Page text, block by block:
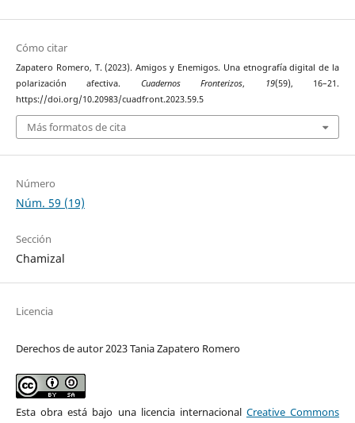
Cómo citar
Zapatero Romero, T. (2023). Amigos y Enemigos. Una etnografía digital de la
polarización afectiva. Cuadernos Fronterizos, 19(59), 16–21.
https://doi.org/10.20983/cuadfront.2023.59.5
Más formatos de cita
Número
Núm. 59 (19)
Sección
Chamizal
Licencia
Derechos de autor 2023 Tania Zapatero Romero
Esta obra está bajo una licencia internacional Creative Commons